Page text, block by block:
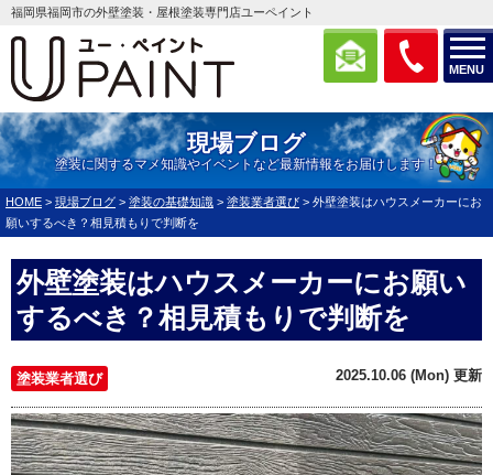
MENU
福岡県福岡市の外壁塗装・屋根塗装専門店ユーペイント
現場ブログ
塗装に関するマメ知識やイベントなど最新情報をお届けします！
HOME > 現場ブログ > 塗装の基礎知識 > 塗装業者選び > 外壁塗装はハウスメーカーにお
願いするべき？相見積もりで判断を
外壁塗装はハウスメーカーにお願い
するべき？相見積もりで判断を
塗装業者選び 2025.10.06 (Mon) 更新